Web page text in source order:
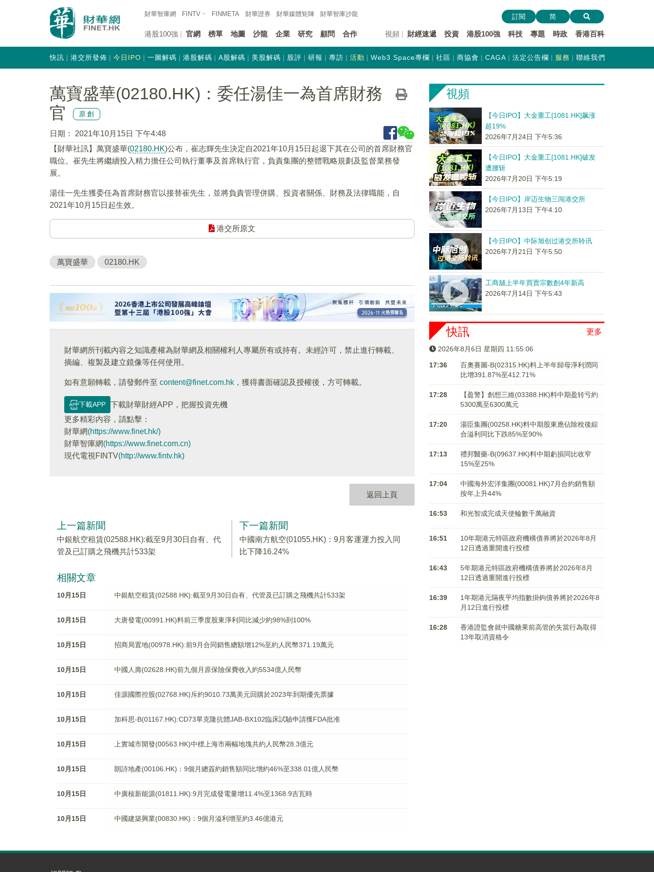
財華智庫網 FINTV FINMETA 財華證券 財華媒體矩陣 財華智庫沙龍
港股100強 官網 榜單 地圖 沙龍 企業 研究 顧問 合作 視頻 財經速遞 投資 港股100強 科技 專題 時政 香港百科
訂閱 简
快訊 港交所發佈 今日IPO 一圖解碼 港股解碼 A股解碼 美股解碼 股評 研報 專訪 活動 Web3 Space專欄 社區 商協會 CAGA 法定公告欄 服務 聯絡我們
萬寶盛華(02180.HK)：委任湯佳一為首席財務
官
原創
日期：
2021年10月15日 下午4:48
【財華社訊】萬寶盛華(02180.HK)公布，崔志輝先生決定自2021年10月15日起退下其在公司的首席財務官
職位。崔先生將繼續投入精力擔任公司執行董事及首席執行官，負責集團的整體戰略規劃及監督業務發
展。
湯佳一先生獲委任為首席財務官以接替崔先生，並將負責管理併購、投資者關係、財務及法律職能，自
2021年10月15日起生效。
港交所原文
萬寶盛華 02180.HK
財華網所刊載內容之知識產權為財華網及相關權利人專屬所有或持有。未經許可，禁止進行轉載、
摘編、複製及建立鏡像等任何使用。
如有意願轉載，請發郵件至 content@finet.com.hk ，獲得書面確認及授權後，方可轉載。
下載APP
下載財華財經APP，把握投資先機
更多精彩内容，請點擊：
財華網(https://www.finet.hk/)
財華智庫網(https://www.finet.com.cn)
現代電視FINTV(http://www.fintv.hk)
返回上頁
上一篇新聞
中銀航空租賃(02588.HK):截至9月30日自有、代
管及已訂購之飛機共計533架
下一篇新聞
中國南方航空(01055.HK)：9月客運運力投入同
比下降16.24%
相關文章
10月15日 中銀航空租賃(02588.HK):截至9月30日自有、代管及已訂購之飛機共計533架
10月15日 大唐發電(00991.HK)料前三季度股東淨利同比減少約98%到100%
10月15日 招商局置地(00978.HK):前9月合同銷售總額增12%至約人民幣371.19萬元
10月15日 中國人壽(02628.HK)前九個月原保險保費收入約5534億人民幣
10月15日 佳源國際控股(02768.HK)斥約9010.73萬美元回購於2023年到期優先票據
10月15日 加科思-B(01167.HK):CD73單克隆抗體JAB-BX102臨床試驗申請獲FDA批准
10月15日 上實城市開發(00563.HK)中標上海市兩幅地塊共約人民幣28.3億元
10月15日 朗詩地產(00106.HK)：9個月總簽約銷售額同比增約46%至338.01億人民幣
10月15日 中廣核新能源(01811.HK):9月完成發電量增11.4%至1368.9吉瓦時
10月15日 中國建築興業(00830.HK)：9個月溢利增至約3.46億港元
視頻
【今日IPO】大金重工[1081.HK]飙涨
超19%
2026年7月24日 下午5:36
【今日IPO】大金重工[1081.HK]破发
遭腰斩
2026年7月20日 下午5:19
【今日IPO】岸迈生物三闯港交所
2026年7月13日 下午4:10
【今日IPO】中际旭创过港交所聆讯
2026年7月21日 下午5:50
工商舖上半年買賣宗數創4年新高
2026年7月14日 下午5:43
更多
快訊
2026年8月6日 星期四 11:55:07
17:36
百奧賽圖-B(02315.HK)料上半年歸母淨利潤同
比增391.87%至412.71%
17:28
【盈警】創想三維(03388.HK)料中期盈转亏約
5300萬至6300萬元
17:20
湯臣集團(00258.HK)料中期股東應佔除稅後綜
合溢利同比下跌85%至90%
17:13
禮邦醫藥-B(09637.HK)料中期虧損同比收窄
15%至25%
17:04
中國海外宏洋集團(00081.HK)7月合約銷售額
按年上升44%
16:53 和光智成完成天使輪數千萬融資
16:51
10年期港元特區政府機構債券將於2026年8月
12日透過重開進行投標
16:43
5年期港元特區政府機構債券將於2026年8月
12日透過重開進行投標
16:39
1年期港元隔夜平均指數掛鉤債券將於2026年8
月12日進行投標
16:28
香港證監會就中國糖果前高管的失當行為取得
13年取消資格令